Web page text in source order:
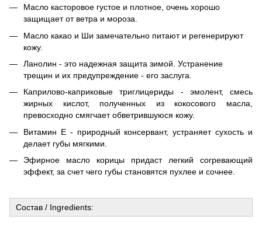
Масло касторовое густое и плотное, очень хорошо
защищает от ветра и мороза.
Масло какао и Ши замечательно питают и регенерируют
кожу.
Ланолин - это надежная защита зимой. Устранение
трещин и их предупреждение - его заслуга.
Каприлово-каприковые триглицериды - эмолент, смесь
жирных кислот, полученных из кокосового масла,
превосходно смягчает обветрившуюся кожу.
Витамин Е - природный консервант, устраняет сухость и
делает губы мягкими.
Эфирное масло корицы придаст легкий согревающий
эффект, за счет чего губы становятся пухлее и сочнее.
Состав / Ingredients: